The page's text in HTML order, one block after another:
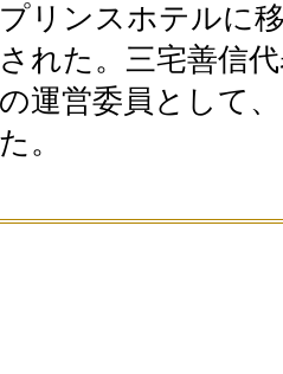
プリンスホテルに
された。三宅善信
の運営委員として
た。